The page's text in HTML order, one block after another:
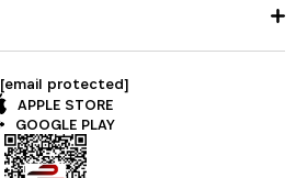
[email protected]
APPLE STORE
GOOGLE PLAY